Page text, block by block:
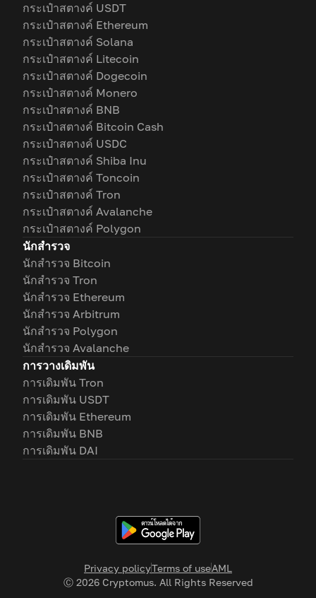
Privacy policyTerms of useAML
Ⓒ 2026Cryptomus. All Rights Reserved
กระเป๋าสตางค์ USDT
กระเป๋าสตางค์ Ethereum
กระเป๋าสตางค์ Solana
กระเป๋าสตางค์ Litecoin
กระเป๋าสตางค์ Dogecoin
กระเป๋าสตางค์ Monero
กระเป๋าสตางค์ BNB
กระเป๋าสตางค์ Bitcoin Cash
กระเป๋าสตางค์ USDC
กระเป๋าสตางค์ Shiba Inu
กระเป๋าสตางค์ Toncoin
กระเป๋าสตางค์ Tron
กระเป๋าสตางค์ Avalanche
กระเป๋าสตางค์ Polygon
นักสำรวจ
นักสำรวจ Bitcoin
นักสำรวจ Tron
นักสำรวจ Ethereum
นักสำรวจ Arbitrum
นักสำรวจ Polygon
นักสำรวจ Avalanche
การวางเดิมพัน
การเดิมพัน Tron
การเดิมพัน USDT
การเดิมพัน Ethereum
การเดิมพัน BNB
การเดิมพัน DAI